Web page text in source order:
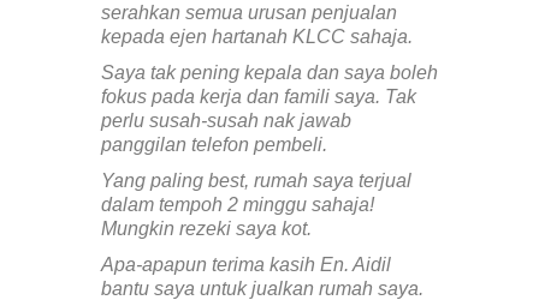
serahkan semua urusan penjualan
kepada ejen hartanah KLCC sahaja.
Saya tak pening kepala dan saya boleh
fokus pada kerja dan famili saya. Tak
perlu susah-susah nak jawab
panggilan telefon pembeli.
Yang paling best, rumah saya terjual
dalam tempoh 2 minggu sahaja!
Mungkin rezeki saya kot.
Apa-apapun terima kasih En. Aidil
bantu saya untuk jualkan rumah saya.